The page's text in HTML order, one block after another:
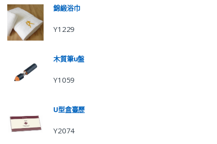
錦緞浴巾
Y1229
木質筆u盤
Y1059
U型盒臺歷
Y2074